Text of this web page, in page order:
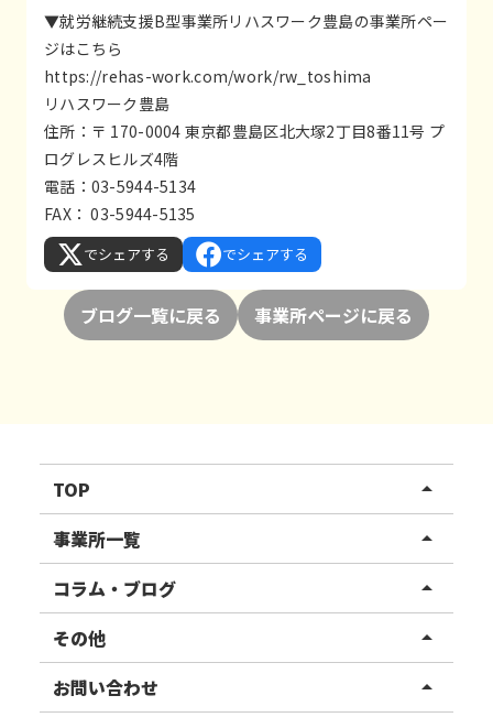
▼就労継続支援B型事業所リハスワーク豊島の事業所ペー
ジはこちら
https://rehas-work.com/work/rw_toshima
リハスワーク豊島
住所：〒 170-0004 東京都豊島区北大塚2丁目8番11号 プ
ログレスヒルズ4階
電話：03-5944-5134
FAX： 03-5944-5135
でシェアする でシェアする
ブログ一覧に戻る 事業所ページに戻る
TOP arrow_drop_up
リハスワーク
リハスファーム
事業所一覧 arrow_drop_up
関東エリア
東北エリア
甲信越エリア
コラム・ブログ arrow_drop_up
事業所ブログ
ご利用者様の声
その他 arrow_drop_up
お知らせ
お問い合わせ arrow_drop_up